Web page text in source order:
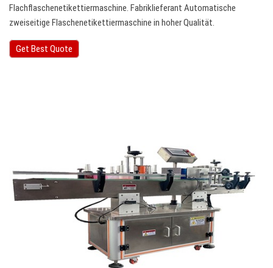
Flachflaschenetikettiermaschine. Fabriklieferant Automatische
zweiseitige Flaschenetikettiermaschine in hoher Qualität.
Get Best Quote